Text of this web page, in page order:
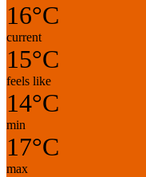
16°C
current
15°C
feels like
14°C
min
17°C
max